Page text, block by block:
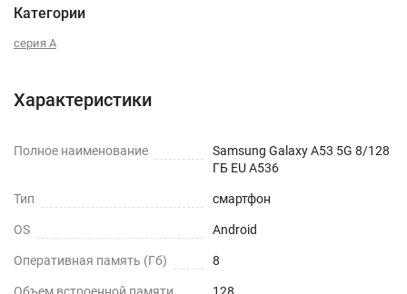
Категории
серия A
Характеристики
Полное наименование
Samsung Galaxy A53 5G 8/128
ГБ EU A536
Тип смартфон
OS Android
Оперативная память (Гб) 8